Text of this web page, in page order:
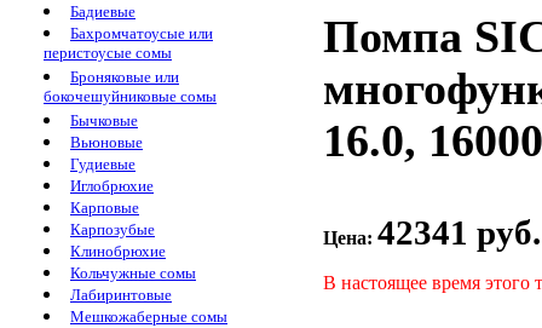
Бадиевые
Бахромчатоусые или
перистоусые сомы
Броняковые или
бокочешуйниковые сомы
Бычковые
Вьюновые
Гудиевые
Иглобрюхие
Карповые
Карпозубые
Клинобрюхие
Кольчужные сомы
Лабиринтовые
Мешкожаберные сомы
Помпа
16.0,
Цена: 42341 руб.
В настоящее время этого